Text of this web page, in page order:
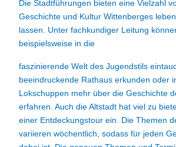
Die Stadtführungen bieten eine Vielzahl
Geschichte und Kultur Wittenberges
lassen. Unter fachkundiger Leitung
beispielsweise in die
faszinierende Welt des Jugendstils
beeindruckende Rathaus erkunden oder
Lokschuppen mehr über die Geschichte
erfahren. Auch die Altstadt hat viel zu
einer Entdeckungstour ein. Die Themen
variieren wöchentlich, sodass für jeden